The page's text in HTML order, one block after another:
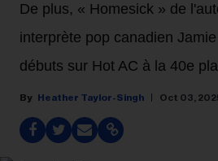
De plus, « Homesick » de
interprète pop canadien
débuts sur Hot AC à la 40e
Heather Taylor-Singh Oct 03,